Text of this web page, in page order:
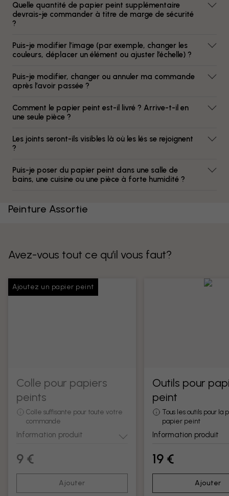
Quelle quantité de papier peint supplémentaire
devrais-je commander à titre de marge de sécurité
?
Puis-je modifier l’image (par exemple, changer les
couleurs, déplacer un élément ou ajuster l’échelle) ?
Puis-je modifier, changer ou annuler ma commande
après l’avoir passée ?
Comment le papier peint est-il livré ? Arrive-t-il en
une seule pièce ?
Les joints seront-ils visibles là où les lés se rejoignent
?
Puis-je poser du papier peint dans une salle de
bains, une cuisine ou une pièce à forte humidité ?
Peinture Assortie
Avez-vous tout ce qu’il vous faut?
Ajoutez un papier peint
Colle pour papiers
peints
Colle suffisante pour toute votre
commande
Information produit
9 €
Ajouter
Outils pour
peint
Tous les outils pour la
papier peint
Information produit
19 €
Ajouter